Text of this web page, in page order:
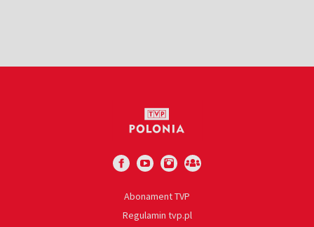
Abonament TVP
Regulamin tvp.pl